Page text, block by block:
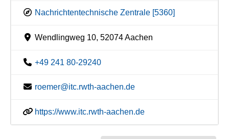
Nachrichtentechnische Zentrale [5360]
Wendlingweg 10, 52074 Aachen
+49 241 80-29240
roemer@itc.rwth-aachen.de
https://www.itc.rwth-aachen.de